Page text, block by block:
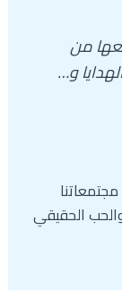
من
و…
الحقيقي